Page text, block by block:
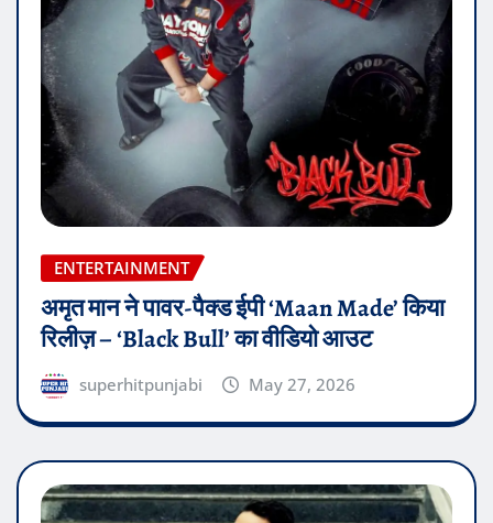
ENTERTAINMENT
अमृत मान ने पावर-पैक्ड ईपी ‘Maan Made’ किया
रिलीज़ – ‘Black Bull’ का वीडियो आउट
superhitpunjabi May 27, 2026